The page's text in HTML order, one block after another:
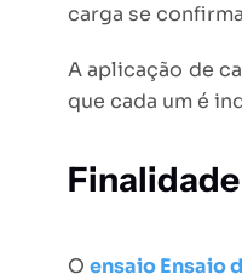
carga se
A aplicação de
que cada um é
Oensaio Ensaio